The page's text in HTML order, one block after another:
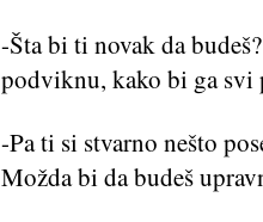
-Šta bi ti novak da
podviknu, kako bi ga
-Pa ti si stvarno nešto
Možda bi da budeš